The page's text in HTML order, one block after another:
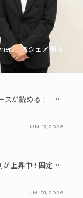
」のシェア別荘とい
【超入門】金融用語11選でニュースが読める！ 知識ゼロからの賢い資産の育て方
JUN. 17, 2026
【住宅ローン借換問題】変動金利が上昇中!! 固定に借り換えるなら今が正解って本当? シミュレーションで比較してみよう
JUN. 01, 2026